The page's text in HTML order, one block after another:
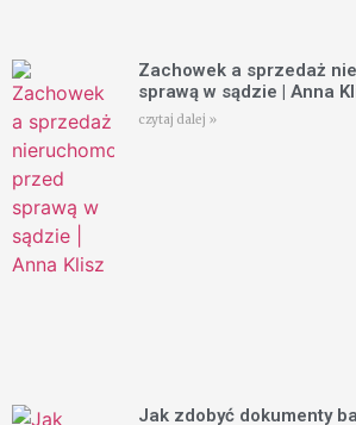
Zachowek a sprzedaż
sprawą w sądzie | Anna
czytaj dalej »
Jak zdobyć dokumenty